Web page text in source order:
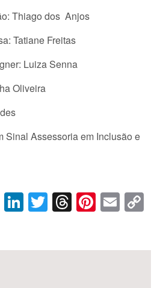
Thiago dos Anjos
Tatiane Freitas
Luiza Senna
Oliveira
Sinal Assessoria em Inclusão e
X LinkedIn
Twitter
Threads